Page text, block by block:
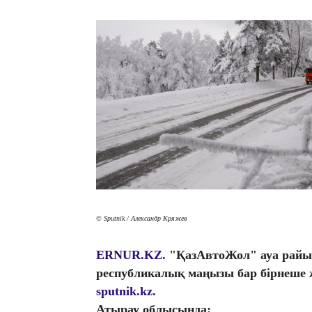
© Sputnik / Александр Кряжев
ERNUR.KZ. "ҚазАвтоЖол" ауа
республикалық маңызы бар
sputnik.kz.